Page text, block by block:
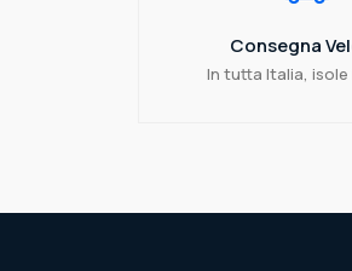
Consegna
In tutta Italia, isole